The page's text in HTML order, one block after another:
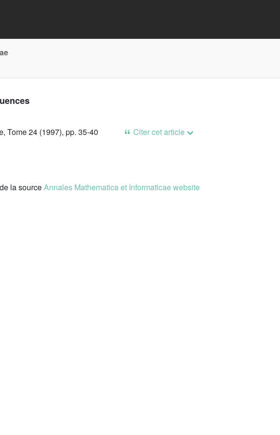
Tome 24 (1997), pp. 35-40
Citer cet article
la sourceAnnales Mathematica et Informaticae website